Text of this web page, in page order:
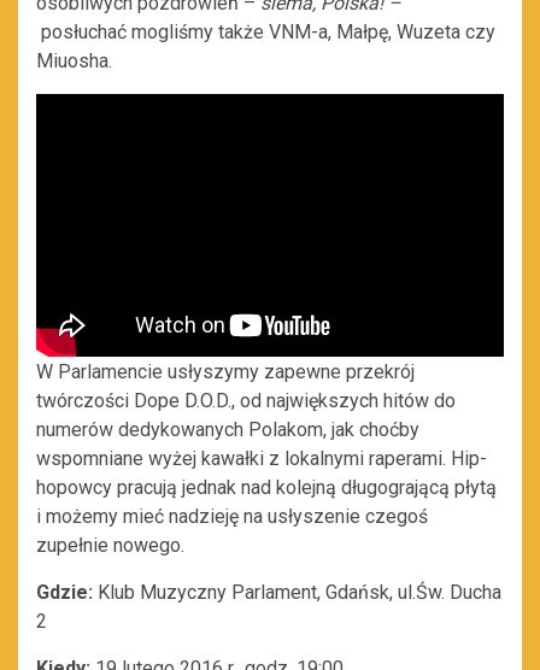
posłuchać mogliśmy także VNM-a, Małpę, Wuzeta czy
Miuosha.
W Parlamencie usłyszymy zapewne przekrój
twórczości Dope D.O.D., od największych hitów do
numerów dedykowanych Polakom, jak choćby
wspomniane wyżej kawałki z lokalnymi raperami. Hip-
hopowcy pracują jednak nad kolejną długogrającą płytą
i możemy mieć nadzieję na usłyszenie czegoś
zupełnie nowego.
Gdzie: Klub Muzyczny Parlament, Gdańsk, ul.Św. Ducha
2